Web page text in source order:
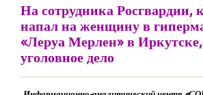
На сотрудника Росгвардии,
напал на женщину в
«Леруа Мерлен» в Иркутске,
уголовное дело